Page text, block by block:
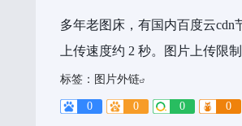
多年老图床，有国内百度云
上传速度约 2 秒。图片上传限
标签： 图片外链
0 0 0 0